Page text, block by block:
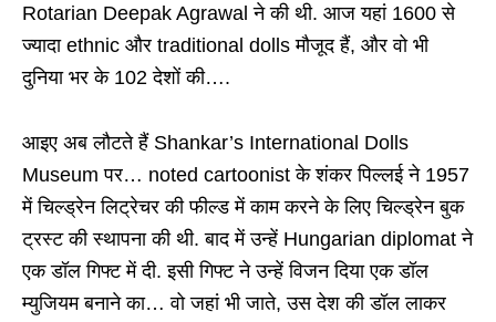
Rotarian Deepak Agrawal ने की थी. आज यहां 1600 से
ज्यादा ethnic और traditional dolls मौजूद हैं, और वो भी
दुनिया भर के 102 देशों की….
आइए अब लौटते हैं Shankar’s International Dolls
Museum पर… noted cartoonist के शंकर पिल्लई ने 1957
में चिल्ड्रेन लिट्रेचर की फील्ड में काम करने के लिए चिल्ड्रेन बुक
ट्रस्ट की स्थापना की थी. बाद में उन्हें Hungarian diplomat ने
एक डॉल गिफ्ट में दी. इसी गिफ्ट ने उन्हें विजन दिया एक डॉल
म्युजियम बनाने का… वो जहां भी जाते, उस देश की डॉल लाकर